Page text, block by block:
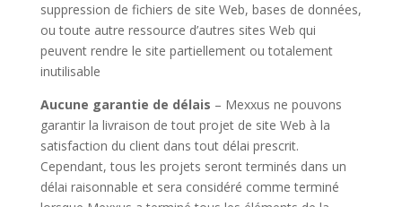
suppression de fichiers de site Web, bases de données,
ou toute autre ressource d’autres sites Web qui
peuvent rendre le site partiellement ou totalement
inutilisable
Aucune garantie de délais – Mexxus ne pouvons
garantir la livraison de tout projet de site Web à la
satisfaction du client dans tout délai prescrit.
Cependant, tous les projets seront terminés dans un
délai raisonnable et sera considéré comme terminé